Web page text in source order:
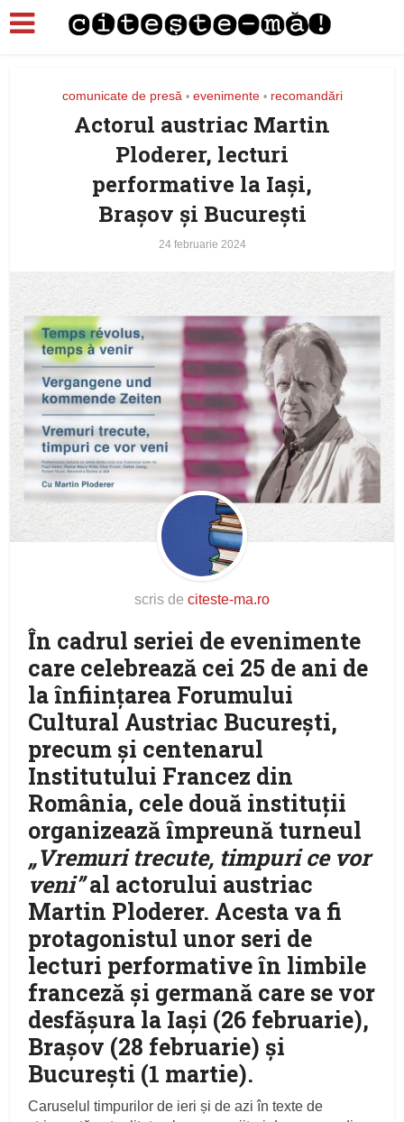
comunicate de presă • evenimente • recomandări
Actorul austriac Martin
Ploderer, lecturi
performative la Iași,
Brașov și București
24 februarie 2024
scris de citeste-ma.ro
În cadrul seriei de evenimente
care celebrează cei 25 de ani de
la înființarea Forumului
Cultural Austriac București,
precum și centenarul
Institutului Francez din
România, cele două instituții
organizează împreună turneul
„Vremuri trecute, timpuri ce vor
veni”al actorului austriac
Martin Ploderer. Acesta va fi
protagonistul unor seri de
lecturi performative în limbile
franceză și germană care se vor
desfășura la Iași (26 februarie),
Brașov (28 februarie) și
București (1 martie).
Caruselul timpurilor de ieri și de azi în texte de